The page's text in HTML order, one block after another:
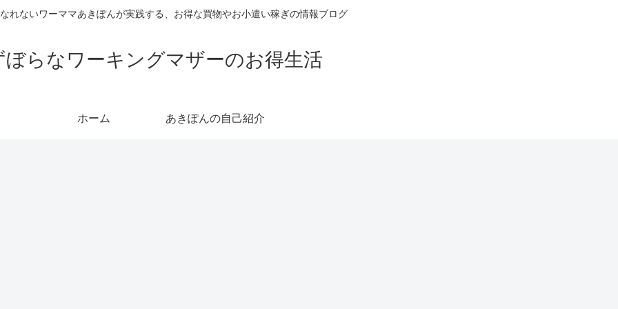
れないワーママあきぽんが実践する、お得な買物やお小遣い稼ぎの情報ブログ
ぼらなワーキングマザーのお得生活
ホーム あきぽんの自己紹介